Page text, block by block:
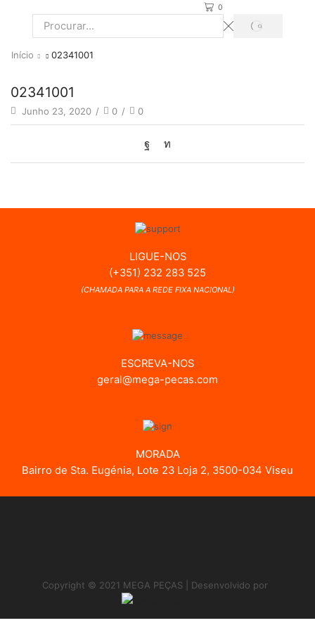
0
Search
PROCURAR
Início 02341001
02341001
Junho 23, 2020 / 0 / 0
LIGUE-NOS
(+351) 232 283 525
(CHAMADA PARA A REDE FIXA NACIONAL)
ESCREVA-NOS
geral@mega-pecas.com
MORADA
Bairro de Sta. Eugénia, Lote 23 Loja 2, 3500-034 Viseu
Copyright © 2021 MEGA PEÇAS | Desenvolvido por